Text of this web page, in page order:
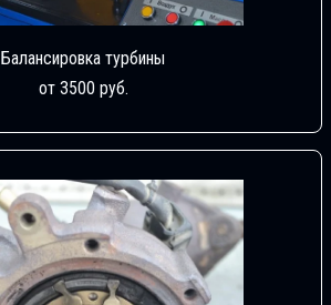
Балансировка турбины
от 3500 руб.